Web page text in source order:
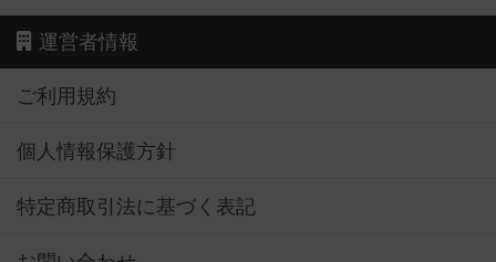
運営者情報
ご利用規約
個人情報保護方針
特定商取引法に基づく表記